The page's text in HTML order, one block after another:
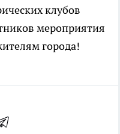
клубов
мероприятия
города!